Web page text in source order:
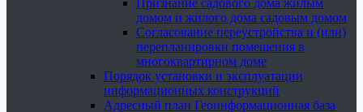
Признание садового дома жилым
домом и жилого дома садовым домом
Согласование переустройства и (или)
перепланировки помещения в
многоквартирном доме
Порядок установки и эксплуатации
информационных конструкций
Адресный план Геоинформационная база